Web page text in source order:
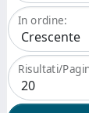
In ordine:
Risultati/